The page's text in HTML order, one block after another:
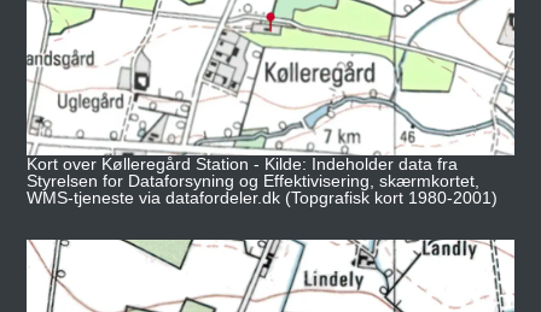
Kort over Kølleregård Station - Kilde: Indeholder data fra
Styrelsen for Dataforsyning og Effektivisering, skærmkortet,
WMS-tjeneste via datafordeler.dk (Topgrafisk kort 1980-2001)